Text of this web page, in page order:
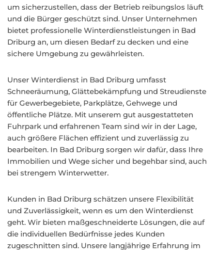
um sicherzustellen, dass der Betrieb reibungslos läuft
und die Bürger geschützt sind. Unser Unternehmen
bietet professionelle Winterdienstleistungen in Bad
Driburg an, um diesen Bedarf zu decken und eine
sichere Umgebung zu gewährleisten.
Unser Winterdienst in Bad Driburg umfasst
Schneeräumung, Glättebekämpfung und Streudienste
für Gewerbegebiete, Parkplätze, Gehwege und
öffentliche Plätze. Mit unserem gut ausgestatteten
Fuhrpark und erfahrenen Team sind wir in der Lage,
auch größere Flächen effizient und zuverlässig zu
bearbeiten. In Bad Driburg sorgen wir dafür, dass Ihre
Immobilien und Wege sicher und begehbar sind, auch
bei strengem Winterwetter.
Kunden in Bad Driburg schätzen unsere Flexibilität
und Zuverlässigkeit, wenn es um den Winterdienst
geht. Wir bieten maßgeschneiderte Lösungen, die auf
die individuellen Bedürfnisse jedes Kunden
zugeschnitten sind. Unsere langjährige Erfahrung im